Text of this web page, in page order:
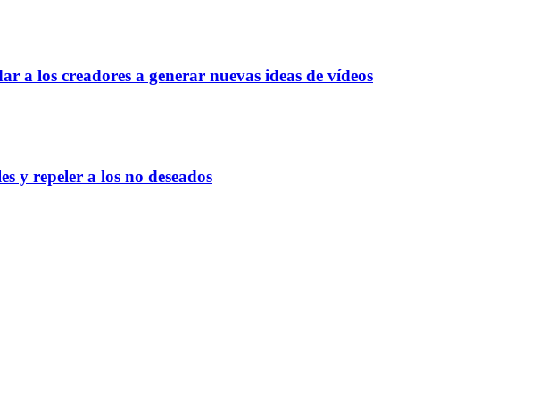
a los creadores a generar nuevas ideas de vídeos
y repeler a los no deseados